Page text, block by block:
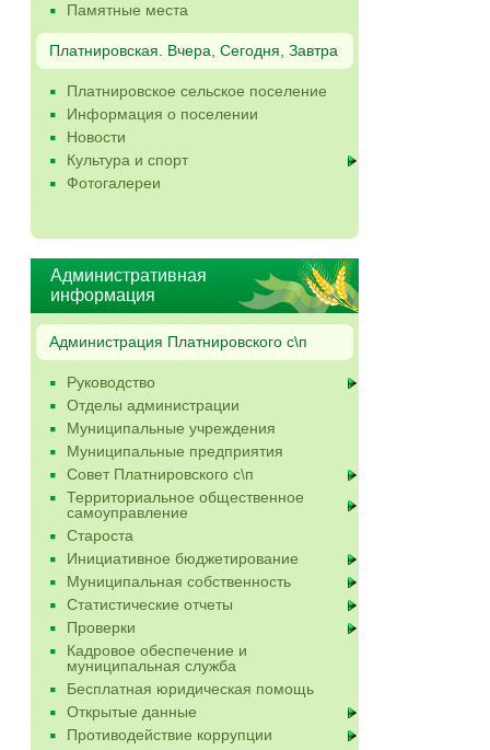
Памятные места
Платнировская. Вчера, Сегодня, Завтра
Платнировское сельское поселение
Информация о поселении
Новости
Культура и спорт
Фотогалереи
Административная
информация
Администрация Платнировского с\п
Руководство
Отделы администрации
Муниципальные учреждения
Муниципальные предприятия
Совет Платнировского с\п
Территориальное общественное
самоуправление
Староста
Инициативное бюджетирование
Муниципальная собственность
Статистические отчеты
Проверки
Кадровое обеспечение и
муниципальная служба
Бесплатная юридическая помощь
Открытые данные
Противодействие коррупции